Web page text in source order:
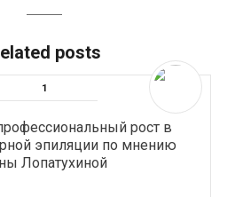
posts
рост в
эпиляции по мнению
Лопатухиной